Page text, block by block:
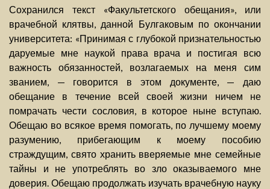
Сохранился текст «Факультетского обещания», или
врачебной клятвы, данной Булгаковым по окончании
университета: «Принимая с глубокой признательностью
даруемые мне наукой права врача и постигая всю
важность обязанностей, возлагаемых на меня сим
званием, — говорится в этом документе, — даю
обещание в течение всей своей жизни ничем не
помрачать чести сословия, в которое ныне вступаю.
Обещаю во всякое время помогать, по лучшему моему
разумению, прибегающим к моему пособию
страждущим, свято хранить вверяемые мне семейные
тайны и не употреблять во зло оказываемого мне
доверия. Обещаю продолжать изучать врачебную науку